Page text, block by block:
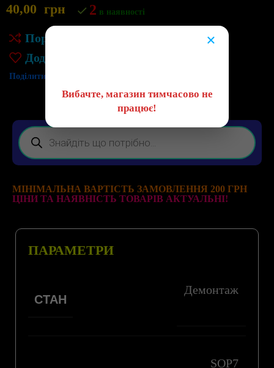
40,00 грн 2 в наявності
Порівняння
Додати до списку бажань
Поділитись:
МІНІМАЛЬНА ВАРТІСТЬ ЗАМОВЛЕННЯ 200 ГРН
ЦІНИ ТА НАЯВНІСТЬ ТОВАРІВ АКТУАЛЬНІ!
ПАРАМЕТРИ
СТАН
Демонтаж
SOP7
×
Вибачте, магазин тимчасово не
працює!